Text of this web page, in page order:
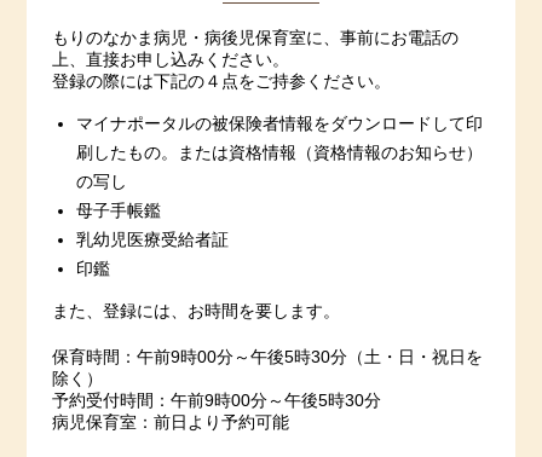
もりのなかま病児・病後児保育室に、事前にお電話の
上、直接お申し込みください。
登録の際には下記の４点をご持参ください。
マイナポータルの被保険者情報をダウンロードして印
刷したもの。または資格情報（資格情報のお知らせ）
の写し
母子手帳鑑
乳幼児医療受給者証
印鑑
また、登録には、お時間を要します。
保育時間：午前9時00分～午後5時30分（土・日・祝日を
除く）
予約受付時間：午前9時00分～午後5時30分
病児保育室：前日より予約可能